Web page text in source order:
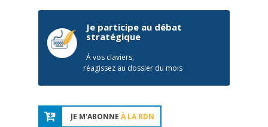
Je participe au débat
stratégique
À vos claviers,
réagissez au dossier du mois
JE M'ABONNE À LA RDN